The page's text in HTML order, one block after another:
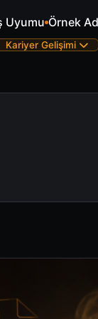
Örnekleri
Kariyer Gelişimi